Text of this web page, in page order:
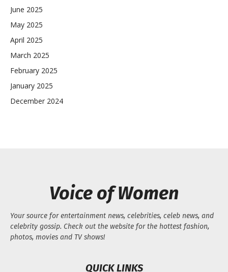
June 2025
May 2025
April 2025
March 2025
February 2025
January 2025
December 2024
Voice of Women
Your source for entertainment news, celebrities, celeb news, and
celebrity gossip. Check out the website for the hottest fashion,
photos, movies and TV shows!
QUICK LINKS